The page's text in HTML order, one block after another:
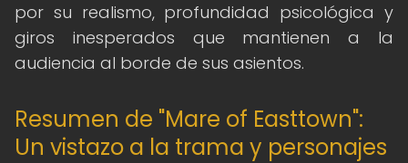
por su realismo, profundidad psicológica y
giros inesperados que mantienen a la
audiencia al borde de sus asientos.
Resumen de "Mare of Easttown":
Un vistazo a la trama y personajes